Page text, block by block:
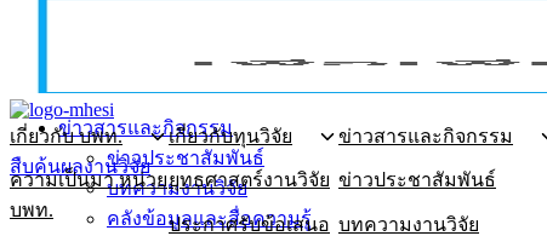
เกี่ยวกับ บพท.
ความเป็นมา หน่วย
บพท.
เกี่ยวกับทุนวิจัย
ยุทธศาสตร์งานวิจัย
ประกาศรับข้อเสนอ
ข่าวสารและกิจกรรม
ข่าวประชาสัมพันธ์
บทความงานวิจัย
สืบค้นผลงานวิจัย
ข่าวสารและกิจกรรม
ข่าวประชาสัมพันธ์
บทความงานวิจัย
คลังข้อมูลและสื่อความรู้